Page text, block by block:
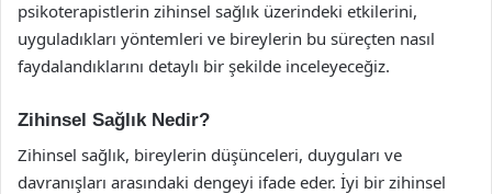
psikoterapistlerin zihinsel sağlık üzerindeki etkilerini,
uyguladıkları yöntemleri ve bireylerin bu süreçten nasıl
faydalandıklarını detaylı bir şekilde inceleyeceğiz.
Zihinsel Sağlık Nedir?
Zihinsel sağlık, bireylerin düşünceleri, duyguları ve
davranışları arasındaki dengeyi ifade eder. İyi bir zihinsel